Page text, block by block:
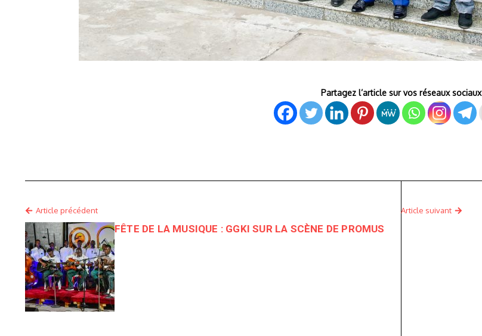
Partagez l’article sur vos réseaux sociaux
Article précédent
FÊTE DE LA MUSIQUE : GGKI SUR LA SCÈNE DE PROMUS
Article suivant